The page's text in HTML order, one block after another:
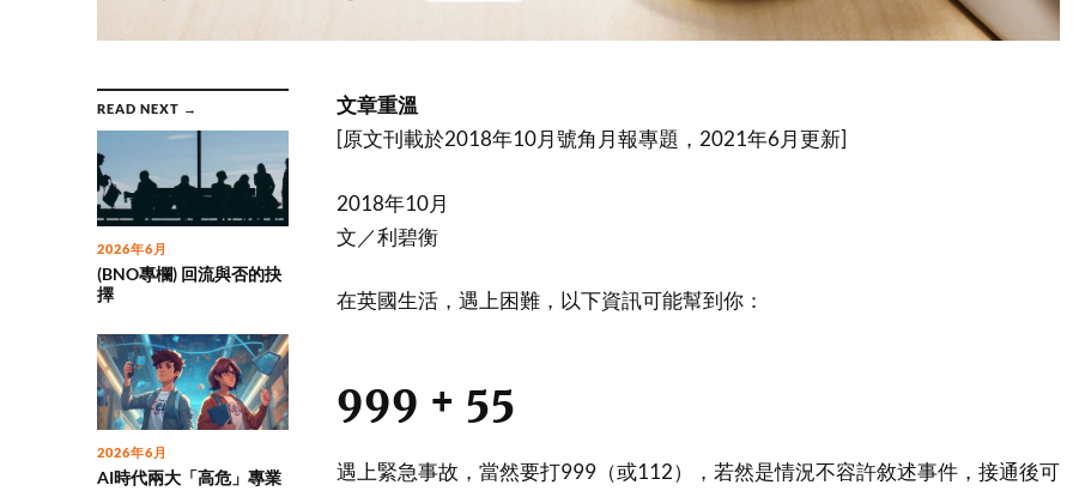
READ NEXT →
2026年6月
(BNO專欄) 回流與否的抉
擇
2026年6月
AI時代兩大「高危」專業
文章重溫
[原文刊載於2018年10月號角月報專題，2021年6月更新]
2018年10月
文／利碧衡
在英國生活，遇上困難，以下資訊可能幫到你：
999 + 55
遇上緊急事故，當然要打999（或112），若然是情況不容許敘述事件，接通後可